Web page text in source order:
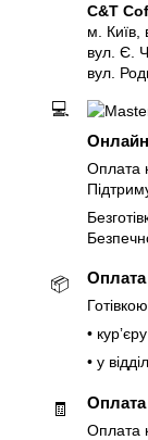
C&T
м. Київ,
вул. Є.
вул.
💻
Оплата
📦 Оплата
•
• у
🧾 Оплата
Оплата